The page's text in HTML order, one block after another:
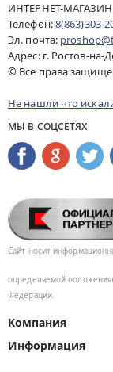
ИНТЕРНЕТ-МАГАЗИН
Телефон:8(863)303-
Эл. почта:
Адрес: г. Ростов-на-
© Все права
Не нашли что
МЫ В СОЦСЕТЯХ
Сайт носит
определяемой
Федерации.
Компания
Информация